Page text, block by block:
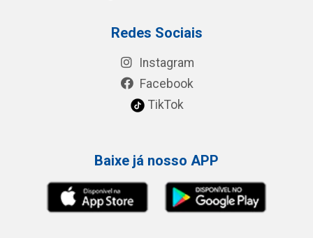
Redes Sociais
Instagram
Facebook
TikTok
Baixe já nosso APP